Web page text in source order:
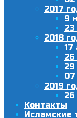
2017
9
23
2018
17
26
29
07
2019
26
Контакты
Исламские